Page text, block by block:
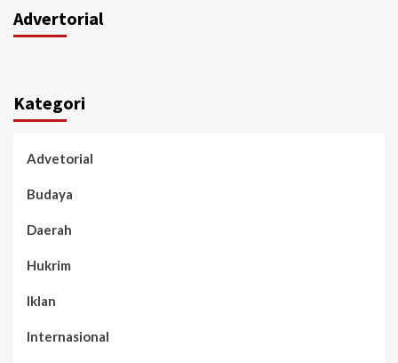
Advertorial
Kategori
Advetorial
Budaya
Daerah
Hukrim
Iklan
Internasional